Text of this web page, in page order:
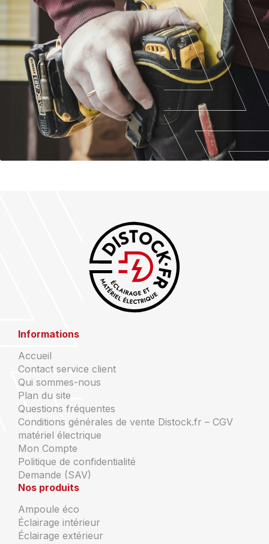
Informations
Accueil
Contact service client
Qui sommes-nous
Plan du site
Questions fréquentes
Conditions générales de vente Distock.fr – CGV
matériel électrique
Mon Compte
Politique de confidentialité
Demande (SAV)
Nos produits
Ampoule éco
Éclairage intérieur
Éclairage extérieur